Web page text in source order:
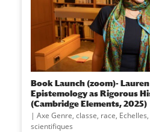
Book Launch (zoom)-
Epistemology as Rigorous
(Cambridge Elements, 2025)
Axe Genre, classe, race, Echelles,
scientifiques